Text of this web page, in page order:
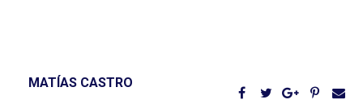
MATÍAS CASTRO